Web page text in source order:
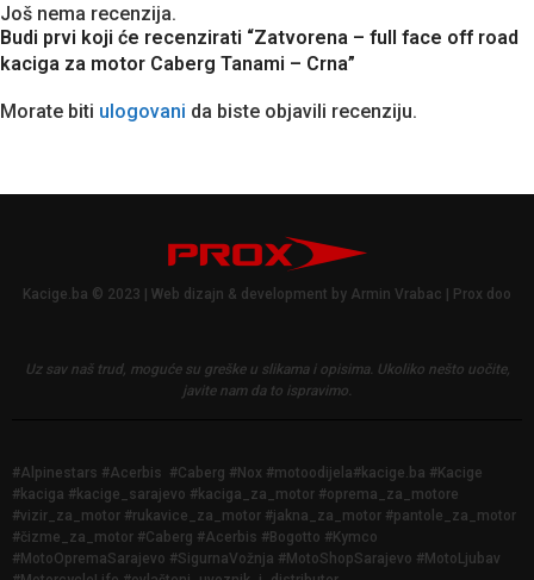
Još nema recenzija.
Budi prvi koji će recenzirati “Zatvorena – full face off road
kaciga za motor Caberg Tanami – Crna”
Morate biti ulogovani da biste objavili recenziju.
Kacige.ba © 2023 | Web dizajn & development by Armin Vrabac | Prox doo
Uz sav naš trud, moguće su greške u slikama i opisima. Ukoliko nešto uočite,
javite nam da to ispravimo.
#Alpinestars #Acerbis #Caberg #Nox #motoodijela#kacige.ba #Kacige
#kaciga #kacige_sarajevo #kaciga_za_motor #oprema_za_motore
#vizir_za_motor #rukavice_za_motor #jakna_za_motor #pantole_za_motor
#čizme_za_motor #Caberg #Acerbis #Bogotto #Kymco
#MotoOpremaSarajevo #SigurnaVožnja #MotoShopSarajevo #MotoLjubav